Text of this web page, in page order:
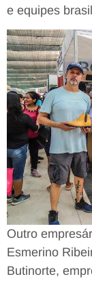
e equipes
Outro
Esmerino
Butinorte,